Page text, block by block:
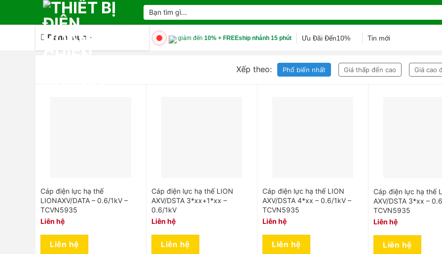
Tìm
kiếm:
Danh mục giảm đến 10% + FREEship nhánh 15 phút Ưu Đãi Đến10% Tin mới
Xếp theo: Phổ biến nhất Giá thấp đến cao Giá cao
Cáp điện lực hạ thế
LIONAXV/DATA – 0.6/1kV –
TCVN5935
Liên hệ
Liên hệ
Cáp điện lực hạ thế LION
AXV/DSTA 3*xx+1*xx –
0.6/1kV
Liên hệ
Liên hệ
Cáp điện lực hạ thế LION
AXV/DSTA 4*xx – 0.6/1kV –
TCVN5935
Liên hệ
Liên hệ
Cáp điện lực hạ thế
AXV/DSTA 3*xx –
TCVN5935
Liên hệ
Liên hệ